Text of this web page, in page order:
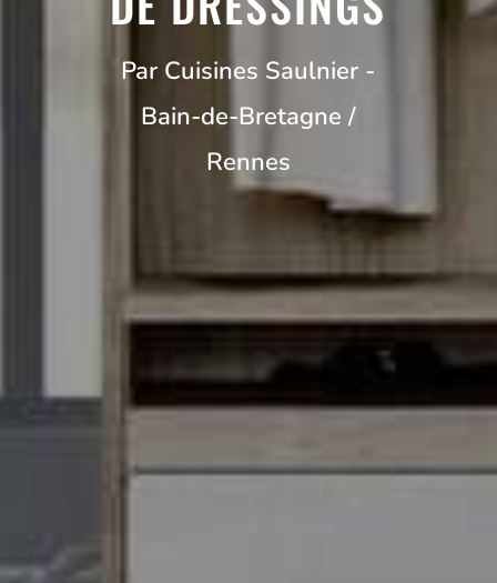
Par Cuisines Saulnier -
Bain-de-Bretagne /
Rennes